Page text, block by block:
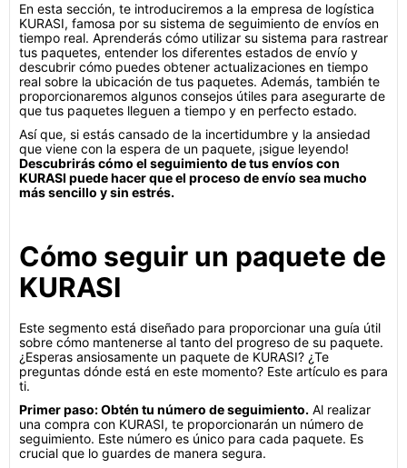
En esta sección, te introduciremos a la empresa de logística
KURASI, famosa por su sistema de seguimiento de envíos en
tiempo real. Aprenderás cómo utilizar su sistema para rastrear
tus paquetes, entender los diferentes estados de envío y
descubrir cómo puedes obtener actualizaciones en tiempo
real sobre la ubicación de tus paquetes. Además, también te
proporcionaremos algunos consejos útiles para asegurarte de
que tus paquetes lleguen a tiempo y en perfecto estado.
Así que, si estás cansado de la incertidumbre y la ansiedad
que viene con la espera de un paquete, ¡sigue leyendo!
Descubrirás cómo el seguimiento de tus envíos con
KURASI puede hacer que el proceso de envío sea mucho
más sencillo y sin estrés.
Cómo seguir un paquete de
KURASI
Este segmento está diseñado para proporcionar una guía útil
sobre cómo mantenerse al tanto del progreso de su paquete.
¿Esperas ansiosamente un paquete de KURASI? ¿Te
preguntas dónde está en este momento? Este artículo es para
ti.
Primer paso: Obtén tu número de seguimiento. Al realizar
una compra con KURASI, te proporcionarán un número de
seguimiento. Este número es único para cada paquete. Es
crucial que lo guardes de manera segura.